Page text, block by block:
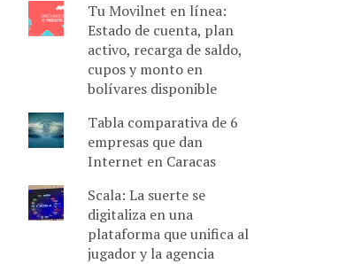
Tu Movilnet en línea:
Estado de cuenta, plan
activo, recarga de saldo,
cupos y monto en
bolívares disponible
Tabla comparativa de 6
empresas que dan
Internet en Caracas
Scala: La suerte se
digitaliza en una
plataforma que unifica al
jugador y la agencia